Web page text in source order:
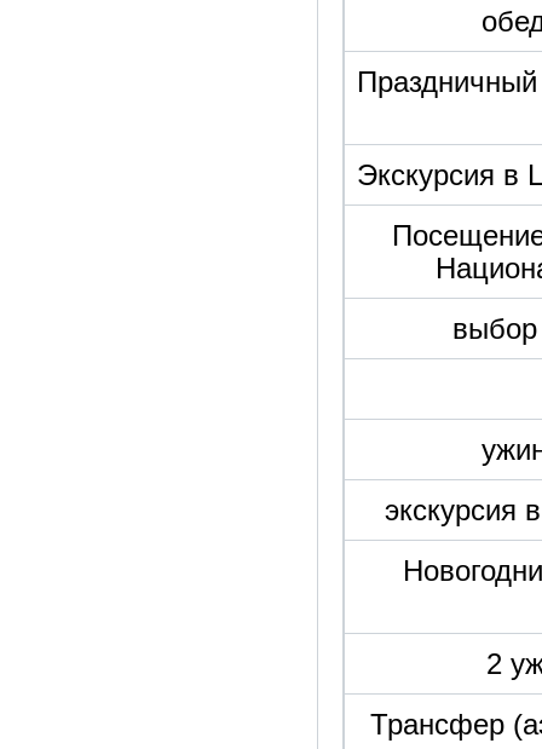
Экскурсия в
выбор
экскурсия
2
Трансфер